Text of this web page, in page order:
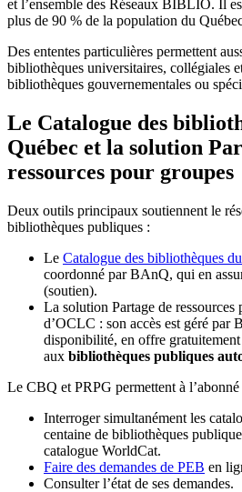
et l’ensemble des Réseaux BIBLIO. Il
plus de 90 % de la population du Qué
Des ententes particulières permettent
bibliothèques universitaires, collégiales
bibliothèques gouvernementales ou
Le Catalogue des
Québec et la solution
ressources pour groupes
Deux outils principaux soutiennent le
bibliothèques publiques :
Le Catalogue des bibliothèques
coordonné par BAnQ, qui en
(soutien).
La solution Partage de
d’OCLC : son accès est géré par
disponibilité, en offre
aux bibliothèques publiques
Le CBQ et PRPG permettent à
Interroger simultanément les
centaine de bibliothèques
catalogue WorldCat.
Faire des demandes de PEB en
Consulter l’état de ses demandes.